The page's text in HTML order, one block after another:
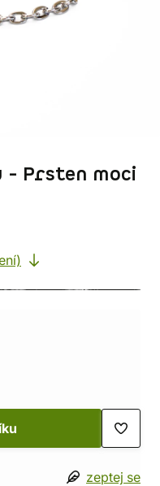
- Prsten moci
zeptej se